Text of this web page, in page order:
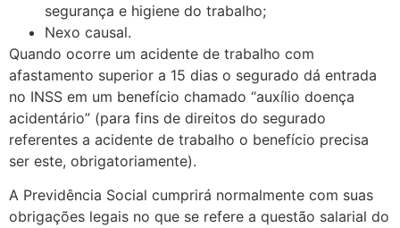
segurança e higiene do trabalho;
Nexo causal.
Quando ocorre um acidente de trabalho com
afastamento superior a 15 dias o segurado dá entrada
no INSS em um benefício chamado “auxílio doença
acidentário” (para fins de direitos do segurado
referentes a acidente de trabalho o benefício precisa
ser este, obrigatoriamente).
A Previdência Social cumprirá normalmente com suas
obrigações legais no que se refere a questão salarial do